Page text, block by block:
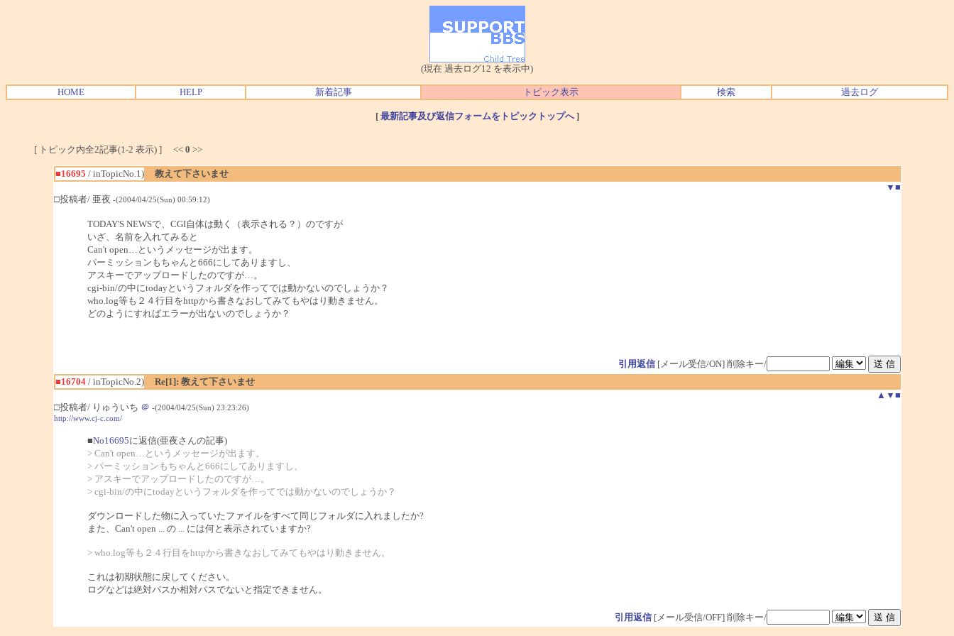
(現在 過去ログ12 を表示中)
HOME HELP 新着記事 トピック表示 検索 過去ログ
[ 最新記事及び返信フォームをトピックトップへ]
[ トピック内全2記事(1-2 表示) ] << 0 >>
■16695 / inTopicNo.1)
教えて下さいませ
▼ ■
□投稿者/ 亜夜 -(2004/04/25(Sun) 00:59:12)
TODAY'S NEWSで、CGI自体は動く（表示される？）のですが
いざ、名前を入れてみると
Can't open…というメッセージが出ます。
パーミッションもちゃんと666にしてありますし、
アスキーでアップロードしたのですが…。
cgi-bin/の中にtodayというフォルダを作ってでは動かないのでしょうか？
who.log等も２４行目をhttpから書きなおしてみてもやはり動きません。
どのようにすればエラーが出ないのでしょうか？
引用返信[メール受信/ON] 削除キー/
■16704/ inTopicNo.2)
Re[1]: 教えて下さいませ
▲ ▼ ■
□投稿者/ りゅういち ＠ -(2004/04/25(Sun) 23:23:26)
http://www.cj-c.com/
■No16695に返信(亜夜さんの記事)
> Can't open…というメッセージが出ます。
> パーミッションもちゃんと666にしてありますし、
> アスキーでアップロードしたのですが…。
> cgi-bin/の中にtodayというフォルダを作ってでは動かないのでしょうか？
ダウンロードした物に入っていたファイルをすべて同じフォルダに入れましたか?
また、Can't open ... の ... には何と表示されていますか?
> who.log等も２４行目をhttpから書きなおしてみてもやはり動きません。
これは初期状態に戻してください。
ログなどは絶対パスか相対パスでないと指定できません。
引用返信[メール受信/OFF] 削除キー/